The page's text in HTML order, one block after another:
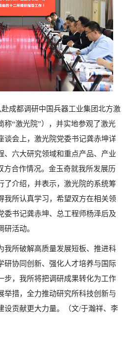
赴成都调研中国兵器工业集团北方激
称“激光院”），并实地参观了激光
谈会上，激光院党委书记龚赤坤详
、六大研究领域和重点产品、产业
方合作情况。金玉奇就我所发展历
了介绍，并表示，激光院的系统筹
我所认真学习，希望双方在相关领
委书记龚赤坤、总工程师杨泽后及
活动。
我所破解高质量发展短板、推进科
研协同创新、强化人才培养与国际
步，我所将把调研成果转化为工作
举措，全力推动研究所科技创新与
设贡献更大力量。（文/于瀚祥、李